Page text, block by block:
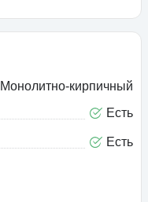
Монолитно-кирпичный
Есть
Есть